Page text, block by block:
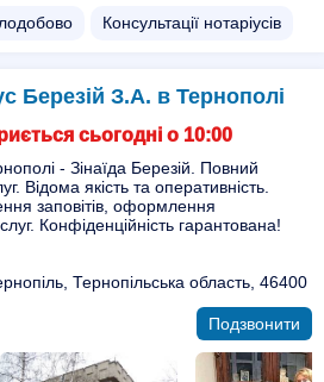
Консультації нотаріусів
Березій З.А. в Тернополі
сьогодні о 10:00
- Зінаїда Березій. Повний
Відома якість та оперативність.
заповітів, оформлення
Конфіденційність гарантована!
Тернопільська область, 46400
Подзвонити